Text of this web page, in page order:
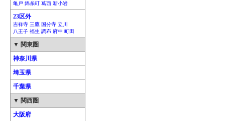
亀戸 錦糸町 葛西 新小岩
23区外
吉祥寺 三鷹 国分寺 立川
八王子 福生 調布 府中 町田
▼ 関東圏
神奈川県
埼玉県
千葉県
▼ 関西圏
大阪府